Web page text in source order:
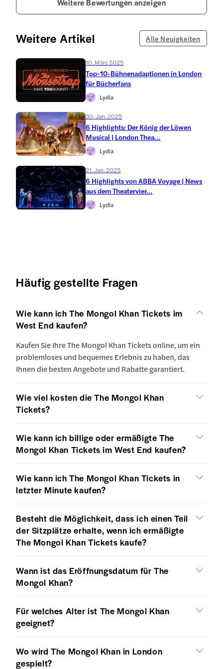
Weitere Bewertungen anzeigen
Weitere Artikel Alle Neuigkeiten
10. März 2025
Top-10-Bühnenadaptionen in London
für Bücherfans
Lydia
30. Jan. 2025
6 Highlights: Der König der Löwen
Musical | London Thea...
Lydia
21. Jan. 2025
6 Highlights von ABBA Voyage | News
aus dem Theatervier...
Lydia
Häufig gestellte Fragen
Wie kann ich The Mongol Khan Tickets im
West End kaufen?
Kaufen Sie Ihre The Mongol Khan Tickets online, um ein
problemloses und bequemes Erlebnis zu haben, das
Ihnen die besten Angebote und Rabatte garantiert.
Wie viel kosten die The Mongol Khan
Tickets?
Wie kann ich billige oder ermäßigte The
Mongol Khan Tickets im West End kaufen?
Wie kann ich The Mongol Khan Tickets in
letzter Minute kaufen?
Besteht die Möglichkeit, dass ich einen Teil
der Sitzplätze erhalte, wenn ich ermäßigte
The Mongol Khan Tickets kaufe?
Wann ist das Eröffnungsdatum für The
Mongol Khan?
Für welches Alter ist The Mongol Khan
geeignet?
Wo wird The Mongol Khan in London
gespielt?